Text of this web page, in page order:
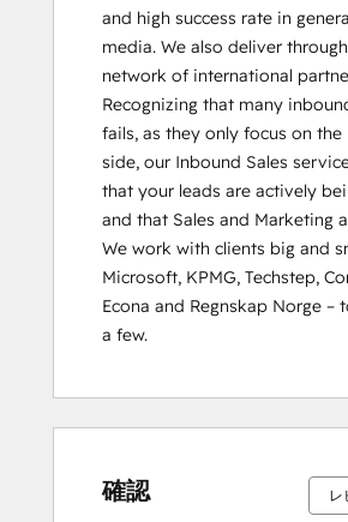
and high success rate in
media. We also deliver
network of international
Recognizing that many
fails, as they only focus on
side, our Inbound Sales
that your leads are actively
and that Sales and Marketing
We work with clients big and
Microsoft, KPMG, Techstep,
Econa and Regnskap Norge –
a few.
確認 レ